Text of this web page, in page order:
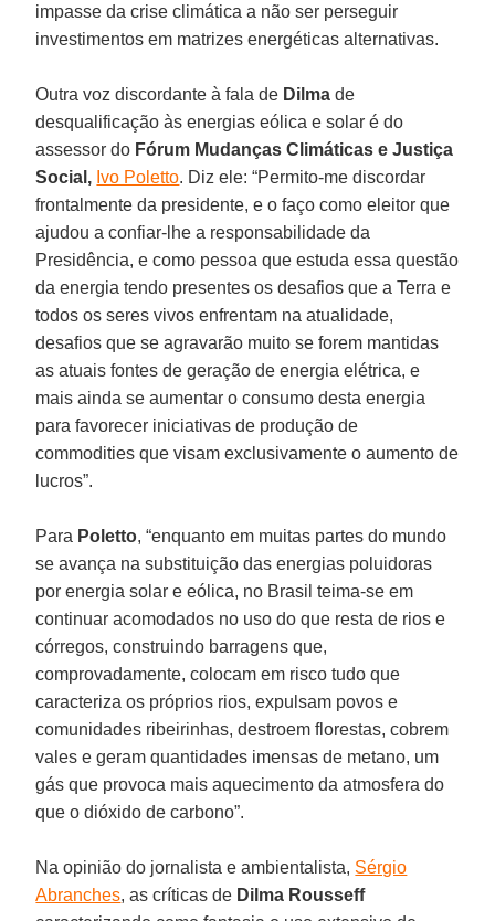
impasse da crise climática a não ser perseguir
investimentos em matrizes energéticas alternativas.
Outra voz discordante à fala de Dilmade
desqualificação às energias eólica e solar é do
assessor do Fórum Mudanças Climáticas e Justiça
Social, Ivo Poletto. Diz ele: “Permito-me discordar
frontalmente da presidente, e o faço como eleitor que
ajudou a confiar-lhe a responsabilidade da
Presidência, e como pessoa que estuda essa questão
da energia tendo presentes os desafios que a Terra e
todos os seres vivos enfrentam na atualidade,
desafios que se agravarão muito se forem mantidas
as atuais fontes de geração de energia elétrica, e
mais ainda se aumentar o consumo desta energia
para favorecer iniciativas de produção de
commodities que visam exclusivamente o aumento de
lucros”.
Para Poletto, “enquanto em muitas partes do mundo
se avança na substituição das energias poluidoras
por energia solar e eólica, no Brasil teima-se em
continuar acomodados no uso do que resta de rios e
córregos, construindo barragens que,
comprovadamente, colocam em risco tudo que
caracteriza os próprios rios, expulsam povos e
comunidades ribeirinhas, destroem florestas, cobrem
vales e geram quantidades imensas de metano, um
gás que provoca mais aquecimento da atmosfera do
que o dióxido de carbono”.
Na opinião do jornalista e ambientalista, Sérgio
Abranches, as críticas de Dilma Rousseff